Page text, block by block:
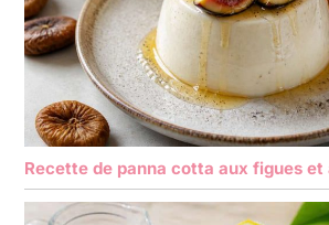
Recette de panna cotta aux figues et